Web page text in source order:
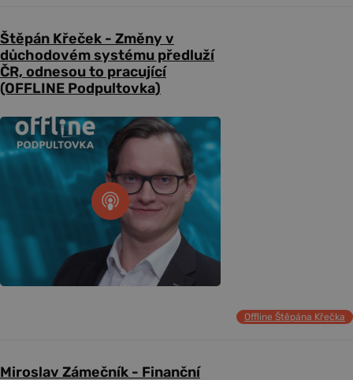
Štěpán Křeček - Změny v
důchodovém systému předluží
ČR, odnesou to pracující
(OFFLINE Podpultovka)
Offline Štěpána Křečka
Miroslav Zámečník - Finanční